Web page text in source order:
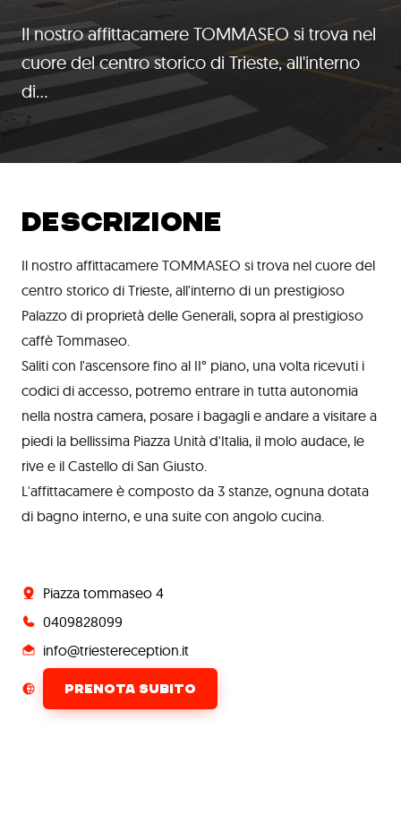
Il nostro affittacamere TOMMASEO si trova nel
cuore del centro storico di Trieste, all'interno
di…
DESCRIZIONE
Il nostro affittacamere TOMMASEO si trova nel cuore del
centro storico di Trieste, all'interno di un prestigioso
Palazzo di proprietà delle Generali, sopra al prestigioso
caffè Tommaseo.
Saliti con l'ascensore fino al II° piano, una volta ricevuti i
codici di accesso, potremo entrare in tutta autonomia
nella nostra camera, posare i bagagli e andare a visitare a
piedi la bellissima Piazza Unità d'Italia, il molo audace, le
rive e il Castello di San Giusto.
L'affittacamere è composto da 3 stanze, ognuna dotata
di bagno interno, e una suite con angolo cucina.
Piazza tommaseo 4
0409828099
info@triestereception.it
PRENOTA SUBITO